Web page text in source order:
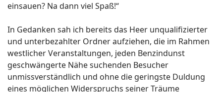
einsauen? Na dann viel Spaß!“
In Gedanken sah ich bereits das Heer unqualifizierter
und unterbezahlter Ordner aufziehen, die im Rahmen
westlicher Veranstaltungen, jeden Benzindunst
geschwängerte Nähe suchenden Besucher
unmissverständlich und ohne die geringste Duldung
eines möglichen Widerspruchs seiner Träume